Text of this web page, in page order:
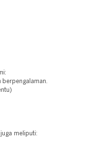
berpengalaman.
meliputi: